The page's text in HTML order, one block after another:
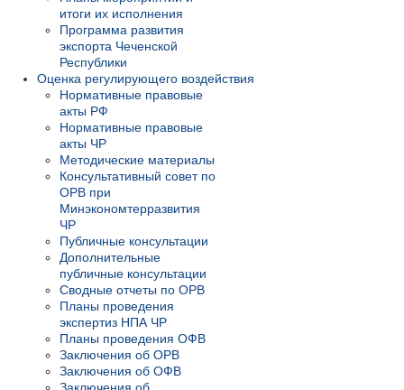
итоги их исполнения
Программа развития
экспорта Чеченской
Республики
Оценка регулирующего воздействия
Нормативные правовые
акты РФ
Нормативные правовые
акты ЧР
Методические материалы
Консультативный совет по
ОРВ при
Минэкономтерразвития
ЧР
Публичные консультации
Дополнительные
публичные консультации
Сводные отчеты по ОРВ
Планы проведения
экспертиз НПА ЧР
Планы проведения ОФВ
Заключения об ОРВ
Заключения об ОФВ